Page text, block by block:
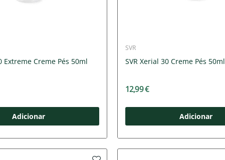
Extreme Creme Pés 50ml
Adicionar
SVR
SVR Xerial 30 Creme Pés 50ml
12,99 €
Adicionar